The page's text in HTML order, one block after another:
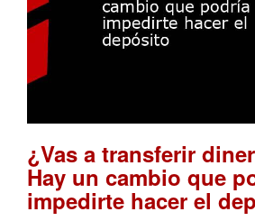
¿Vas a transferir
Hay un cambio que
impedirte hacer el